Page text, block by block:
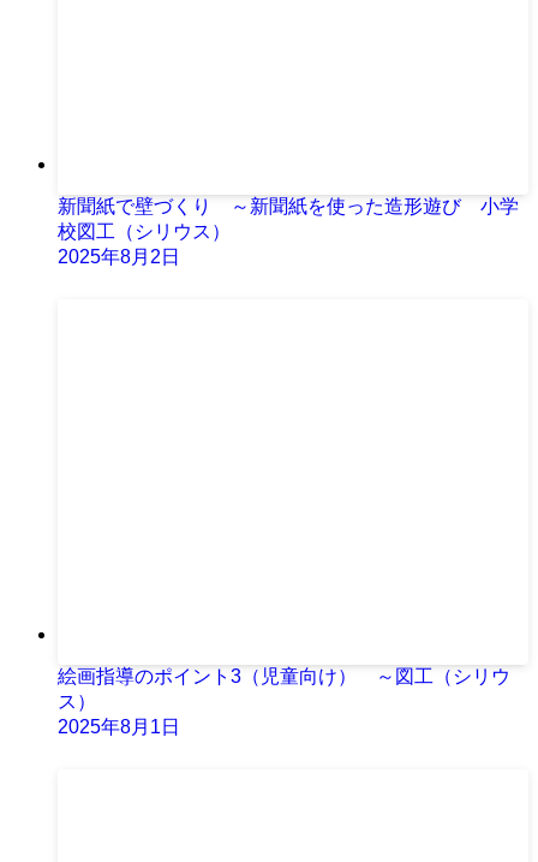
新聞紙で壁づくり ～新聞紙を使った造形遊び 小学
校図工（シリウス）
2025年8月2日
絵画指導のポイント3（児童向け） ～図工（シリウ
ス）
2025年8月1日